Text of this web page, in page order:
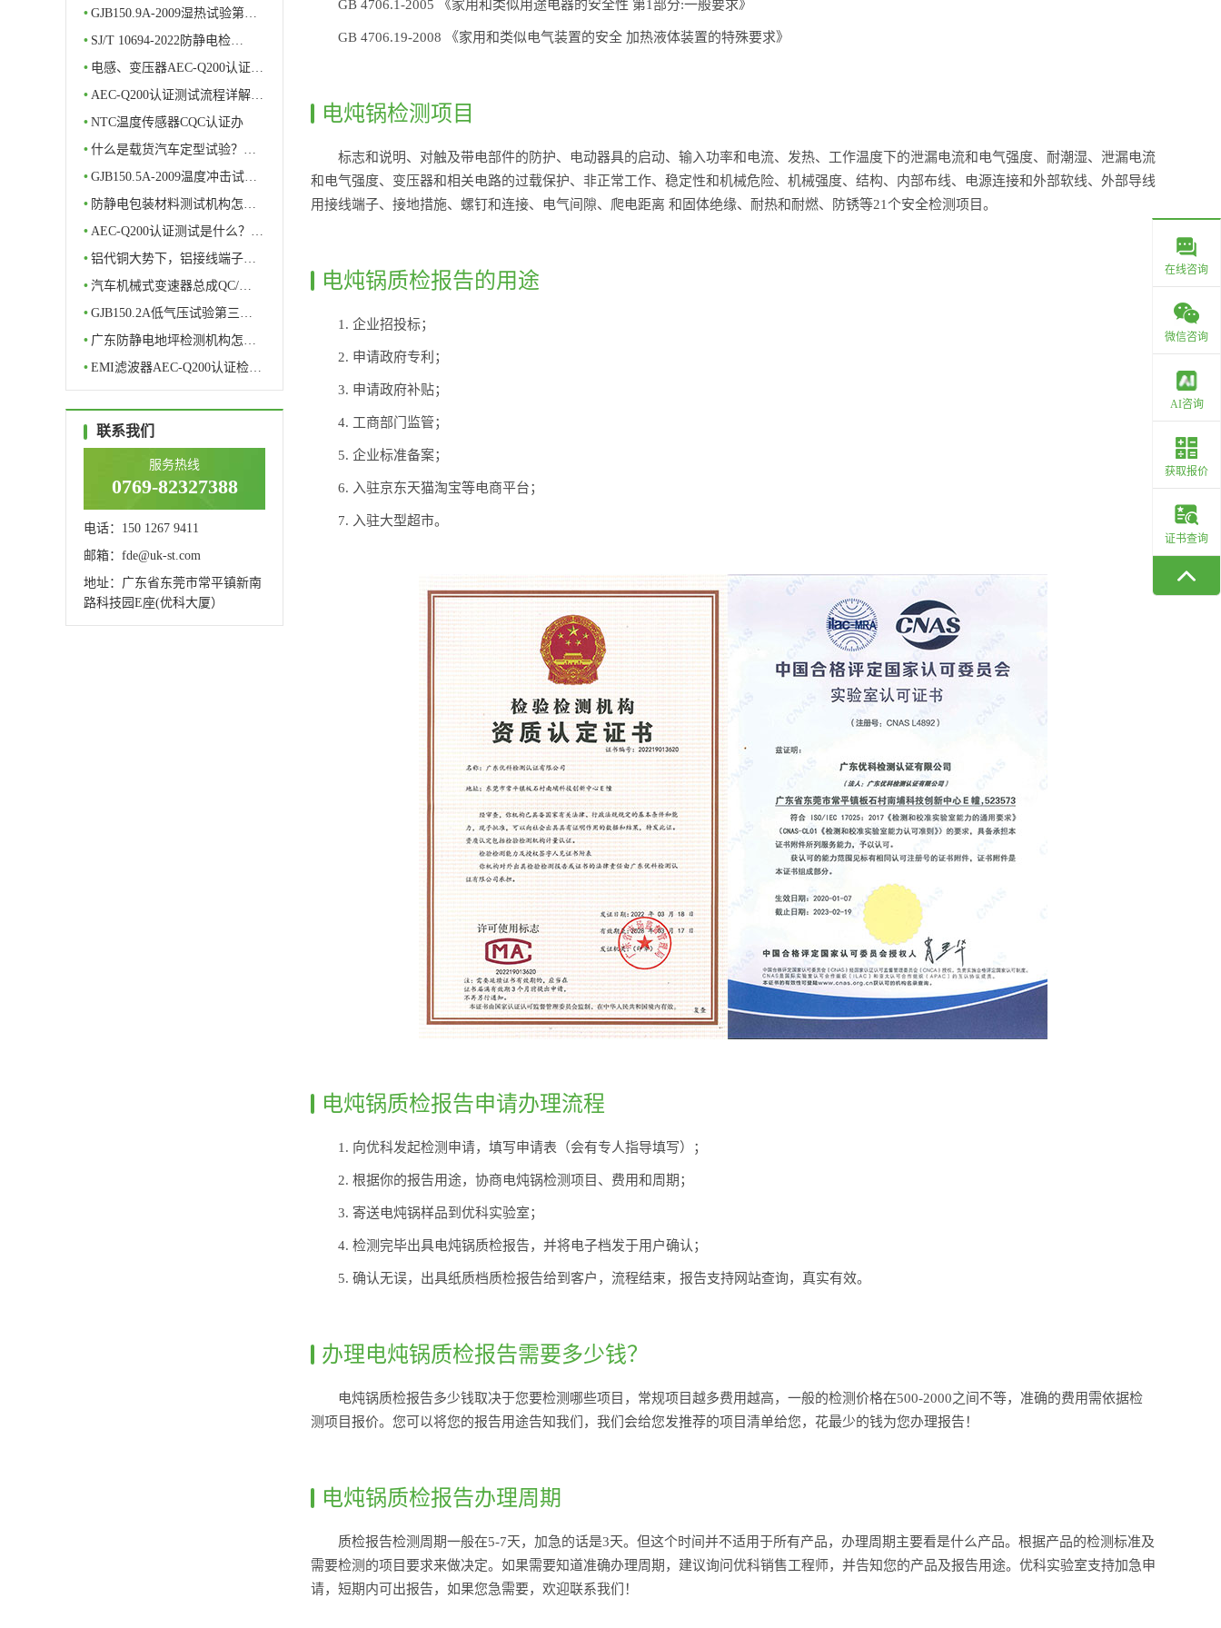
在线咨询
微信咨询
AI咨询
获取报价
证书查询
• GJB150.9A-2009湿热试验第…
• SJ/T 10694-2022防静电检…
• 电感、变压器AEC-Q200认证…
• AEC-Q200认证测试流程详解…
• NTC温度传感器CQC认证办
理…
• 什么是载货汽车定型试验？…
• GJB150.5A-2009温度冲击试…
• 防静电包装材料测试机构怎…
• AEC-Q200认证测试是什么？…
• 铝代铜大势下，铝接线端子…
• 汽车机械式变速器总成QC/…
• GJB150.2A低气压试验第三…
• 广东防静电地坪检测机构怎…
• EMI滤波器AEC-Q200认证检…
联系我们
服务热线
0769-82327388
电话：150 1267 9411
邮箱：fde@uk-st.com
地址：广东省东莞市常平镇新南
路科技园E座(优科大厦）
GB 4706.1-2005 《家用和类似用途电器的安全性 第1部分:一般要求》
GB 4706.19-2008 《家用和类似电气装置的安全 加热液体装置的特殊要求》
电炖锅检测项目
标志和说明、对触及带电部件的防护、电动器具的启动、输入功率和电流、发热、工作温度下的泄漏电流和电气强度、耐潮湿、泄漏电流
和电气强度、变压器和相关电路的过载保护、非正常工作、稳定性和机械危险、机械强度、结构、内部布线、电源连接和外部软线、外部导线
用接线端子、接地措施、螺钉和连接、电气间隙、爬电距离 和固体绝缘、耐热和耐燃、防锈等21个安全检测项目。
电炖锅质检报告的用途
1. 企业招投标；
2. 申请政府专利；
3. 申请政府补贴；
4. 工商部门监管；
5. 企业标准备案；
6. 入驻京东天猫淘宝等电商平台；
7. 入驻大型超市。
电炖锅质检报告申请办理流程
1. 向优科发起检测申请，填写申请表（会有专人指导填写）；
2. 根据你的报告用途，协商电炖锅检测项目、费用和周期；
3. 寄送电炖锅样品到优科实验室；
4. 检测完毕出具电炖锅质检报告，并将电子档发于用户确认；
5. 确认无误，出具纸质档质检报告给到客户，流程结束，报告支持网站查询，真实有效。
办理电炖锅质检报告需要多少钱？
电炖锅质检报告多少钱取决于您要检测哪些项目，常规项目越多费用越高，一般的检测价格在500-2000之间不等，准确的费用需依据检
测项目报价。您可以将您的报告用途告知我们，我们会给您发推荐的项目清单给您，花最少的钱为您办理报告！
电炖锅质检报告办理周期
质检报告检测周期一般在5-7天，加急的话是3天。但这个时间并不适用于所有产品，办理周期主要看是什么产品。根据产品的检测标准及
需要检测的项目要求来做决定。如果需要知道准确办理周期，建议询问优科销售工程师，并告知您的产品及报告用途。优科实验室支持加急申
请，短期内可出报告，如果您急需要，欢迎联系我们！